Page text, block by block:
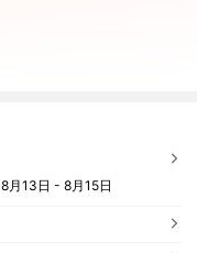
8月13日 - 8月15日